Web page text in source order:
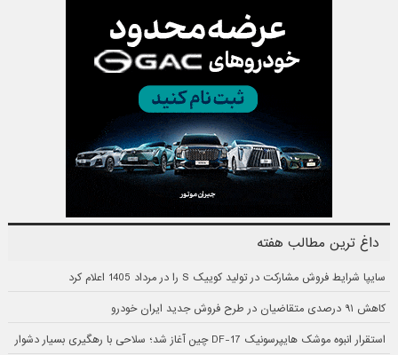
داغ ترین مطالب هفته
سایپا شرایط فروش مشارکت در تولید کوییک S را در مرداد 1405 اعلام کرد
کاهش ۹۱ درصدی متقاضیان در طرح فروش جدید ایران خودرو
استقرار انبوه موشک هایپرسونیک DF-17 چین آغاز شد؛ سلاحی با رهگیری بسیار دشوار